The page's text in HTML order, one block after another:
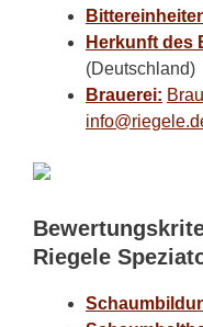
Herkunft des
(Deutschland)
Brauerei:
Riegele